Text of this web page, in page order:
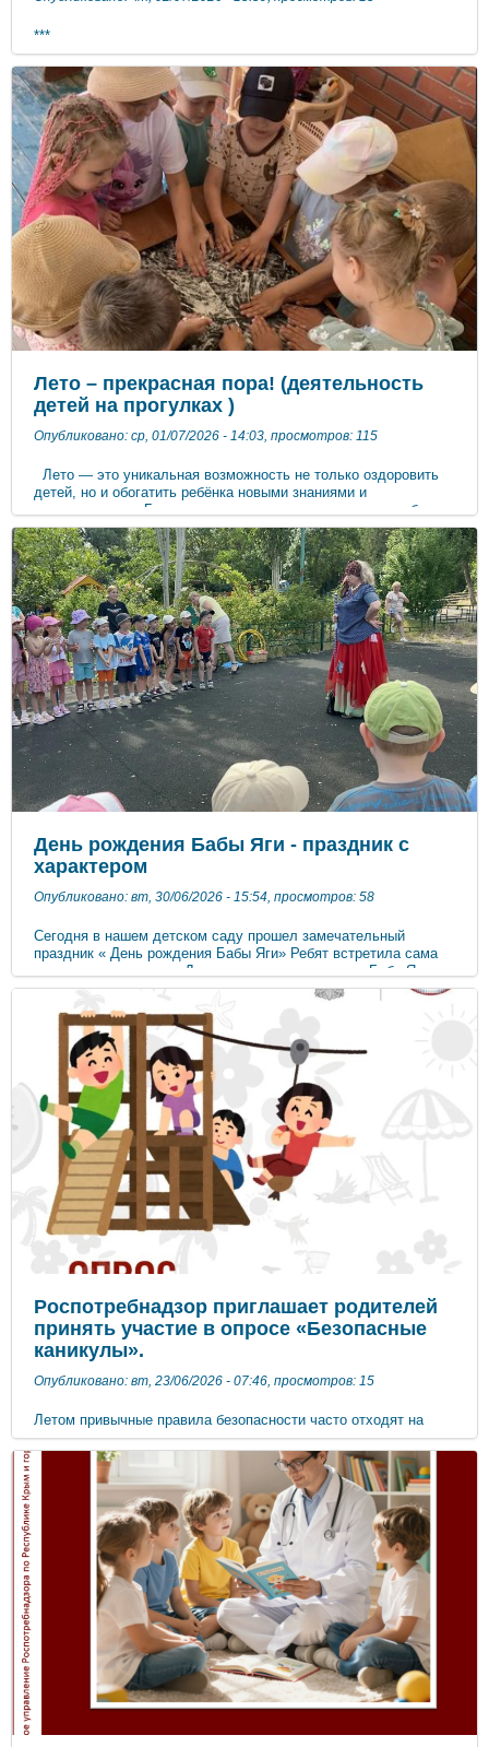
***
Лето – прекрасная пора! (деятельность
детей на прогулках )
Опубликовано: ср, 01/07/2026 - 14:03, просмотров: 115
Лето — это уникальная возможность не только оздоровить
детей, но и обогатить ребёнка новыми знаниями и
впечатлениями. Главное мы стараемся сделать так, чтобы на
прогулке детям не было скучно и все дети были заняты.
Детям очень нравится нетрадиционные
способы рисования. Красивые фигурки, завитки и другие
различные узоры ребята рисовали на мыльной пене. Было
здорово! С приходом лета к обычному ассортименту детских
игр присоединяются еще игры с песком. Играя в песочнице с
другими детьми, ребенок приобретает навык общения,
социализируется. На территории детского сада создан мини -
огород и цветник, которые используется для экологического и
трудового воспитания дошкольников. А как весело кататься с
друзьями на карусели и качелях. Карусели не только
развлекают, но и оставляют хорошие воспоминания у детей. В
целом, прогулка в детском саду наполнена яркими
впечатлениями, новыми знаниями и положительными
эмоциями.
День рождения Бабы Яги - праздник с
характером
Опубликовано: вт, 30/06/2026 - 15:54, просмотров: 58
Сегодня в нашем детском саду прошел замечательный
праздник « День рождения Бабы Яги» Ребят встретила сама
виновница торжества. Дети отгадывали загадки о Бабе Яге
и сказочных героях, поднимали настроение имениннице
веселыми танцами, играли в игры и эстафеты: « Полёт на
метле», « Лесное путешествие», «Букет для именинницы»,
«Хвост» , «Каравай». Ребята подарили Бабе Яге хорошее
настроение, пожелали ей здоровья, доброты и новых встреч в
сказках. Такие мероприятия решают сразу несколько задач: -
Дети узнают о неоднозначности образа Бабы Яги, учатся
видеть в сказочных героях не только «хороших» или
«плохих», но и добрых, хоть и ворчливых персонажей. - Игры
и эстафеты тренируют ловкость, координацию, умение
работать в команде. Совместное веселье укрепляет
дружеские связи в группе, учит детей сопереживать. Такие
праздники создают атмосферу волшебства, дарят детям
яркие эмоции и надолго остаются в их памяти. А также
напоминают: сказка живёт не только в книжках. Она
появляется там, где есть фантазия, настроение и готовность
чуть-чуть поверить в чудеса. ***
Роспотребнадзор приглашает родителей
принять участие в опросе «Безопасные
каникулы».
Опубликовано: вт, 23/06/2026 - 07:46, просмотров: 15
Летом привычные правила безопасности часто отходят на
второй план: поездки, отдых на природе, изменение режима
питания и гигиены требуют особого внимания.
Роспотребнадзор запускает анонимный опрос для родителей
«Безопасные каникулы», чтобы понять, как в реальной жизни
соблюдаются основные правила профилактики — питание,
водный режим, гигиена и защита от инфекций. Принять
участие и поделиться своим мнением можно по ссылке:
(https://forms.yandex.ru/u/6a13fede1f1eb515a5a9864b/)
Присоединяйтесь! Ваше мнение поможет сделать летний
отдых детей ещё более безопасным. #роспотребнадзор_крым